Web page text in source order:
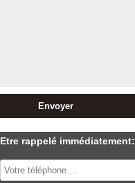
Etre rappelé immédiatement: